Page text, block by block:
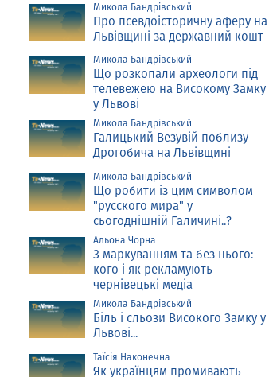
Микола Бандрівський
Про псевдоісторичну аферу на
Львівщині за державний кошт
Микола Бандрівський
Що розкопали археологи під
телевежею на Високому Замку
у Львові
Микола Бандрівський
Галицький Везувій поблизу
Дрогобича на Львівщині
Микола Бандрівський
Що робити із цим символом
"русского мира" у
сьогоднішній Галичині..?
Альона Чорна
З маркуванням та без нього:
кого і як рекламують
чернівецькі медіа
Микола Бандрівський
Біль і сльози Високого Замку у
Львові...
Таїсія Наконечна
Як українцям промивають